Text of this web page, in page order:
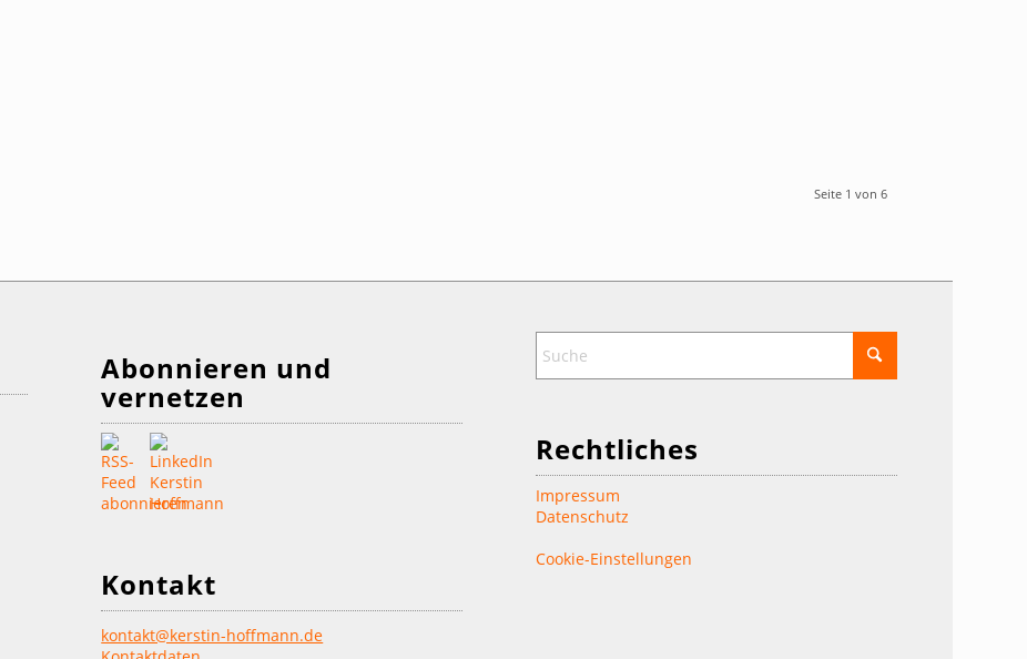
Seite 1 von 6
Abonnieren und
vernetzen
Kontakt
kontakt@kerstin-hoffmann.de
Rechtliches
Impressum
Datenschutz
Cookie-Einstellungen